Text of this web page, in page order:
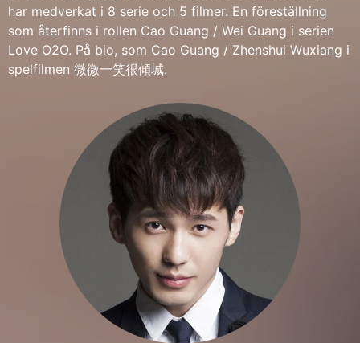
har medverkat i 8 serie och 5 filmer. En föreställning
som återfinns i rollen Cao Guang / Wei Guang i serien
Love O2O. På bio, som Cao Guang / Zhenshui Wuxiang i
spelfilmen 微微一笑很傾城.